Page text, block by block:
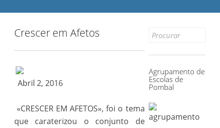
Crescer em Afetos
Abril 2, 2016
«CRESCER EM AFETOS», foi o tema
que caraterizou o conjunto de
Search
Agrupamento de
Escolas de
Pombal